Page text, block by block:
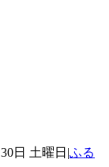
日 土曜日 |ふる